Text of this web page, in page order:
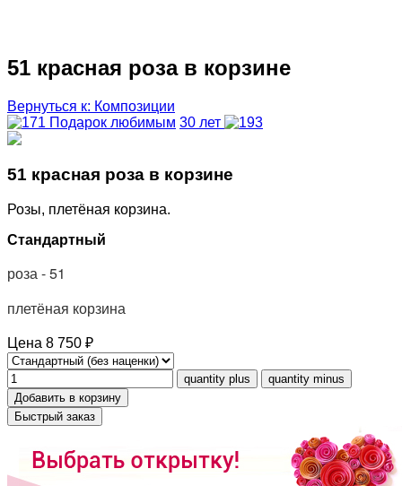
51 красная роза в корзине
Вернуться к: Композиции
Подарок любимым 30 лет
51 красная роза в корзине
Розы, плетёная корзина.
Стандартный
роза - 51
плетёная корзина
Цена 8 750 ₽
Быстрый заказ